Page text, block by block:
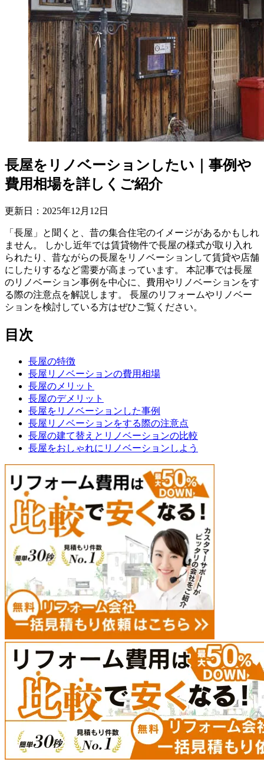
長屋をリノベーションしたい｜事例や
費用相場を詳しくご紹介
更新日： 2025年12 月 12 日
「長屋」と聞くと、昔の集合住宅のイメージがあるかもしれ
ません。 しかし近年では賃貸物件で長屋の様式が取り入れ
られたり、昔ながらの長屋をリノベーションして賃貸や店舗
にしたりするなど需要が高まっています。 本記事では長屋
のリノベーション事例を中心に、費用やリノベーションをす
る際の注意点を解説します。 長屋のリフォームやリノベー
ションを検討している方はぜひご覧ください。
目次
長屋の特徴
長屋リノベーションの費用相場
長屋のメリット
長屋のデメリット
長屋をリノベーションした事例
長屋リノベーションをする際の注意点
長屋の建て替えとリノベーションの比較
長屋をおしゃれにリノベーションしよう